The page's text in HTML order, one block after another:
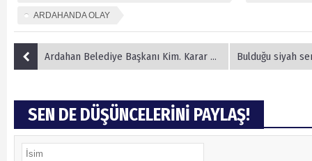
ARDAHANDA OLAY
Ardahan Belediye Başkanı Kim. Karar Verin. Bulduğu siyah
SEN DE DÜŞÜNCELERİNİ PAYLAŞ!